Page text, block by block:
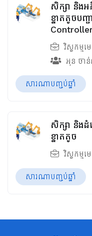
សិក្សា និងអ
ខ្នាតតូចប
វិស្វកម្មម
អុន ចាន់
សារណាបញ្ចប់ឆ្នាំ
សិក្សា និងដំ
ខ្នាតតូច
វិស្វកម្មម
សារណាបញ្ចប់ឆ្នាំ